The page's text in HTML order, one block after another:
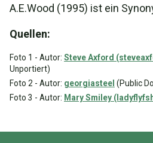
A.E.Wood (1995) ist ein
Quellen:
Foto 1 - Autor: Steve Axford
Unportiert)
Foto 2 - Autor: georgiasteel (Public
Foto 3 - Autor: Mary Smiley